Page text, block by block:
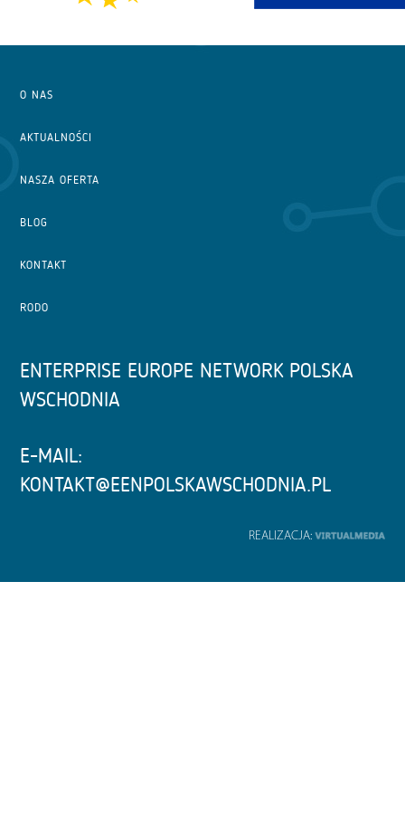
O NAS
AKTUALNOŚCI
NASZA OFERTA
BLOG
KONTAKT
RODO
ENTERPRISE EUROPE NETWORK POLSKA
WSCHODNIA
E-MAIL:
KONTAKT@EENPOLSKAWSCHODNIA.PL
REALIZACJA: